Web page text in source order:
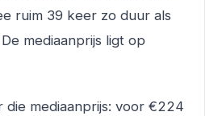
ruim 39 keer zo duur als
mediaanprijs ligt op
die mediaanprijs: voor €224